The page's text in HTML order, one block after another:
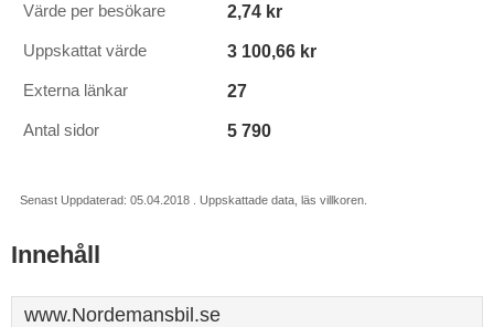
Värde per besökare 2,74 kr
Uppskattat värde 3 100,66 kr
Externa länkar 27
Antal sidor 5 790
Senast Uppdaterad: 05.04.2018 . Uppskattade data, läs villkoren.
Innehåll
www.Nordemansbil.se